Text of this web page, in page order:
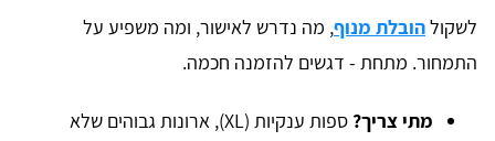
לשקולהובלת מנוף, מה נדרש לאישור, ומה משפיע על
התמחור. מתחת - דגשים להזמנה חכמה.
מתי צריך?
ספות ענקיות (XL), ארונות גבוהים שלא